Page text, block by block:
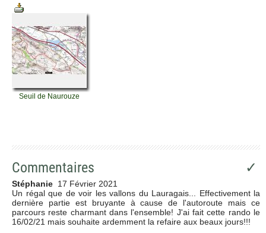
Seuil de Naurouze
Commentaires ✓
Stéphanie 17 Février 2021
Un régal que de voir les vallons du Lauragais... Effectivement la
dernière partie est bruyante à cause de l'autoroute mais ce
parcours reste charmant dans l'ensemble! J'ai fait cette rando le
16/02/21 mais souhaite ardemment la refaire aux beaux jours!!!